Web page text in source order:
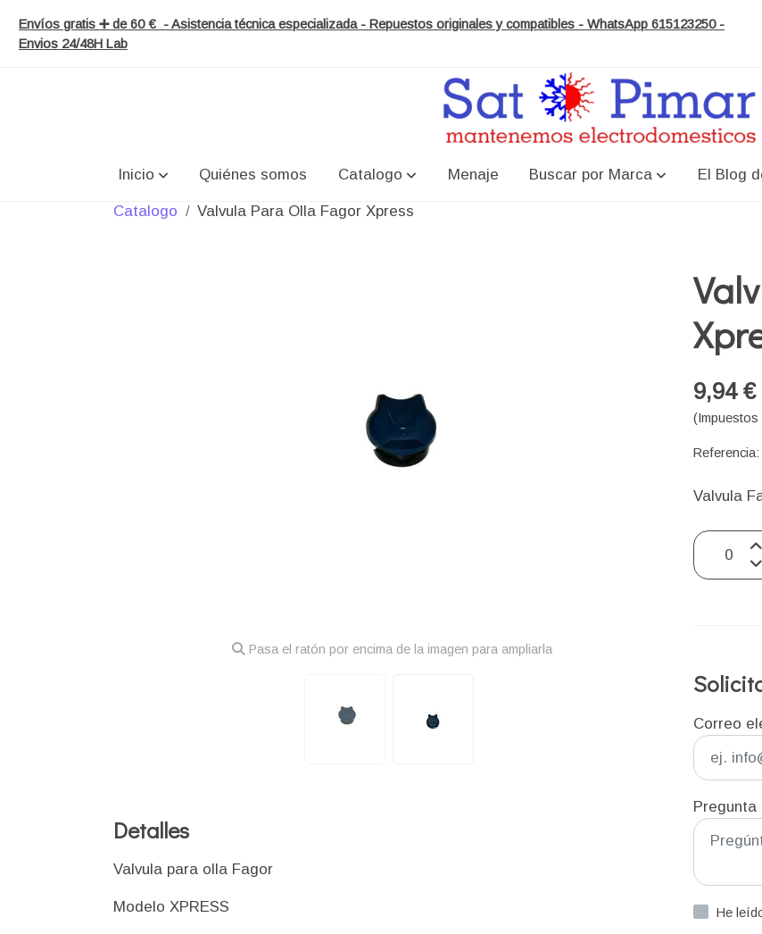
Envíos gratis ➕ de 60 € - Asistencia técnica especializada - Repuestos originales y compatibles - WhatsApp 615123250 -
Envios 24/48H Lab
Inicio Quiénes somos Catalogo Menaje Buscar por Marca El Blog
Catalogo Valvula Para Olla Fagor Xpress
Pasa el ratón por encima de la imagen para ampliarla
Detalles
Valvula para olla Fagor
Modelo XPRESS
9,94 €
(Impuestos
Valvula
Correo
Pregunta
He